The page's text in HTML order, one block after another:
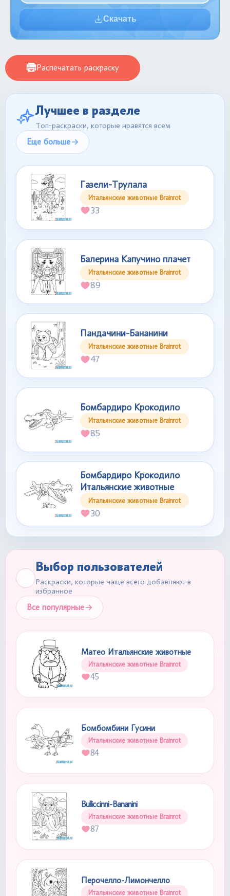
Скачать
Распечатать раскраску
Лучшее в разделе
Топ-раскраски, которые нравятся всем
Еще больше
Газели-Трулала
Итальянские животные Brainrot
33
Балерина Капучино плачет
Итальянские животные Brainrot
89
Пандачини-Бананини
Итальянские животные Brainrot
47
Бомбардиро Крокодило
Итальянские животные Brainrot
85
Бомбардиро Крокодило
Итальянские животные
Итальянские животные Brainrot
30
Выбор пользователей
Раскраски, которые чаще всего добавляют в
избранное
Все популярные
Матео Итальянские животные
Итальянские животные Brainrot
45
Бомбомбини Гусини
Итальянские животные Brainrot
84
Bulliccinni-Bananini
Итальянские животные Brainrot
87
Перочелло-Лимончелло
Итальянские животные Brainrot